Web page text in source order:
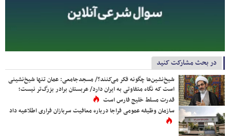
در بحث مشارکت کنید
شیخ‌نشین‌ها چگونه فکر می‌کنند؟/ مسجدجامعی: عمان تنها شیخ‌نشینی
است که نگاه متفاوتی به ایران دارد/ عربستان برادر بزرگ‌تر نیست؛
قدرت مسلط خلیج فارس است
سازمان وظیفه عمومی فراجا درباره معافیت سربازان فراری اطلاعیه داد